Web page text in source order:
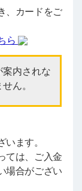
、カードをご
ら
案内されな
ん。
ます。
ては、ご入金
場合がござい